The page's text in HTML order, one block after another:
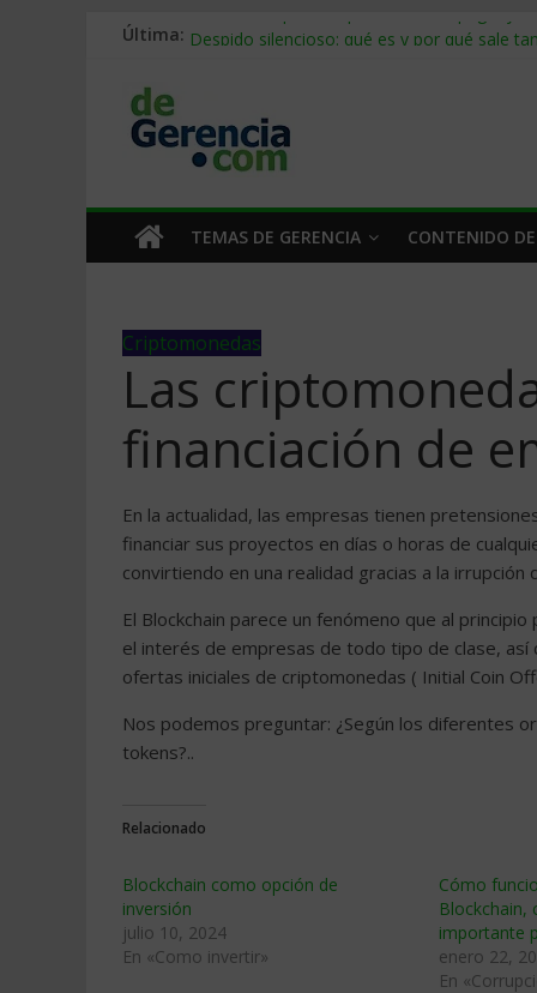
Última: Stablecoins para empresas: cómo pagar y
Trabajo forzoso en la cadena de
Mercado hispano de EE. UU.: cómo
TEMAS DE GERENCIA CONTENIDO
Criptomonedas
Las
financiación de
En la actualidad, las empresas tienen
financiar sus proyectos en días o horas de
convirtiendo en una realidad gracias a la irrupción
El Blockchain parece un fenómeno que al
el interés de empresas de todo tipo de clase,
ofertas iniciales de criptomonedas ( Initial Coin
Nos podemos preguntar: ¿Según los diferentes
tokens?..
Relacionado
Blockchain como opción de
inversión
julio 10, 2024
En «Como invertir»
Cómo
Blockchain,
importante
enero 22,
En